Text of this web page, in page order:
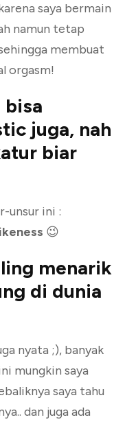
saya bermain
namun tetap
membuat
orgasm!
bisa
juga, nah
biar
unsur ini :
😉
menarik
di dunia
nyata ;), banyak
mungkin saya
saya tahu
dan juga ada